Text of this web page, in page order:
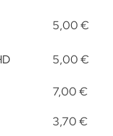
5,00 €
5,00 €
7,00 €
3,70 €